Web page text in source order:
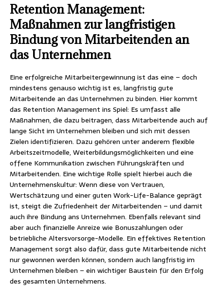
Retention Management:
Maßnahmen zur langfristigen
Bindung von Mitarbeitenden an
das Unternehmen
Eine erfolgreiche Mitarbeitergewinnung ist das eine – doch
mindestens genauso wichtig ist es, langfristig gute
Mitarbeitende an das Unternehmen zu binden. Hier kommt
das Retention Management ins Spiel: Es umfasst alle
Maßnahmen, die dazu beitragen, dass Mitarbeitende auch auf
lange Sicht im Unternehmen bleiben und sich mit dessen
Zielen identifizieren. Dazu gehören unter anderem flexible
Arbeitszeitmodelle, Weiterbildungsmöglichkeiten und eine
offene Kommunikation zwischen Führungskräften und
Mitarbeitenden. Eine wichtige Rolle spielt hierbei auch die
Unternehmenskultur: Wenn diese von Vertrauen,
Wertschätzung und einer guten Work-Life-Balance geprägt
ist, steigt die Zufriedenheit der Mitarbeitenden – und damit
auch ihre Bindung ans Unternehmen. Ebenfalls relevant sind
aber auch finanzielle Anreize wie Bonuszahlungen oder
betriebliche Altersvorsorge-Modelle. Ein effektives Retention
Management sorgt also dafür, dass gute Mitarbeitende nicht
nur gewonnen werden können, sondern auch langfristig im
Unternehmen bleiben – ein wichtiger Baustein für den Erfolg
des gesamten Unternehmens.